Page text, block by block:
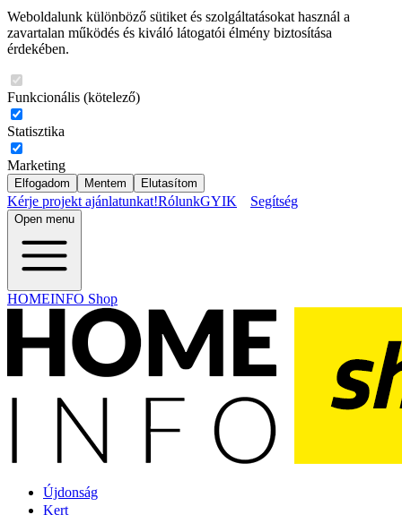
Weboldalunk különböző sütiket és szolgáltatásokat használ a
zavartalan működés és kiváló látogatói élmény biztosítása
érdekében.
Funkcionális (kötelező)
Statisztika
Marketing
Elfogadom Mentem Elutasítom
Kérje projekt ajánlatunkat!RólunkGYIK Segítség
Open menu
HOMEINFO Shop
Újdonság
Kert